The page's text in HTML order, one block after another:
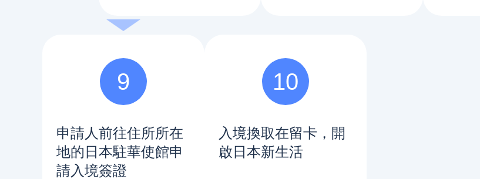
9
申請人前往住所所在
地的日本駐華使館申
請入境簽證
10
入境換取在留卡，開
啟日本新生活